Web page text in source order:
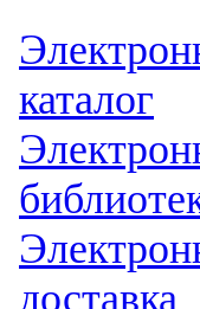
каталог
доставка